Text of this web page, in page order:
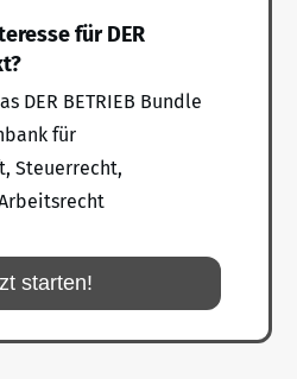
für DER
DER BETRIEB Bundle
für
Steuerrecht,
starten!